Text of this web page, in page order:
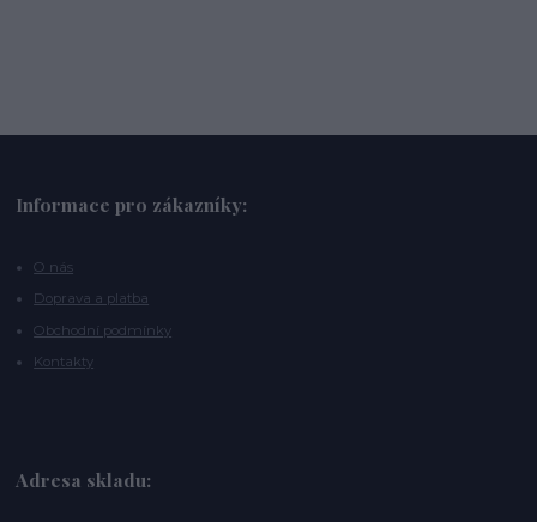
Informace pro zákazníky:
O nás
Doprava a platba
Obchodní podmínky
Kontakty
Adresa skladu: